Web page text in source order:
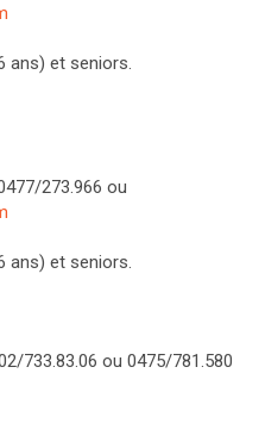
ans) et seniors.
273.966 ou
ans) et seniors.
733.83.06 ou 0475/781.580